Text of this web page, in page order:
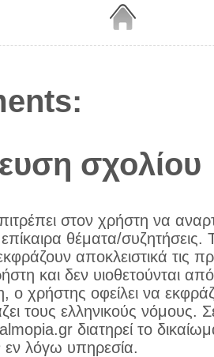
σχολίου
στον χρήστη να
θέματα/συζητήσεις.
αποκλειστικά τις
και δεν υιοθετούνται
ο χρήστης οφείλει να
τους ελληνικούς νόμους.
διατηρεί το
λόγω υπηρεσία.